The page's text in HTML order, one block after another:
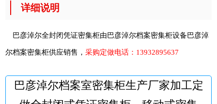
详细说明
巴彦淖尔全封闭凭证密集柜由巴彦淖尔档案密集柜设备巴彦淖
尔档案密集柜供应销售， 采购定做电话： 13932895637
巴彦淖尔档案室密集柜生产厂家加工定